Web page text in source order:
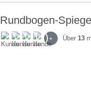
Rundbogen-
+ Über 13